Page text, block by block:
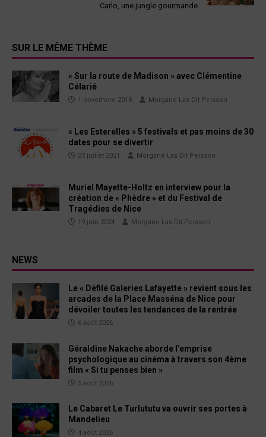
Carlo, une jungle gourmande
SUR LE MÊME THÈME
« Sur la route de Madison » avec Clémentine
Célarié
1 novembre 2018 Morgane Las Dit Peisson
« Les Esterelles » 5 festivals et pas moins de 30
dates pour se divertir
23 juillet 2021 Morgane Las Dit Peisson
Muriel Mayette-Holtz en interview pour la
création de « Phèdre » et du Festival de
Tragédies de Nice
19 juin 2024 Morgane Las Dit Peisson
NEWS
Le « Défilé Galeries Lafayette » revient sous les
arcades de la Place Masséna de Nice pour
dévoiler toutes les tendances de la rentrée
6 août 2026
Géraldine Nakache aborde l’emprise
psychologique au cinéma à travers son 4ème
film « Si tu penses bien »
5 août 2026
Le Cabaret Le Turlututu va ouvrir ses portes à
Mandelieu
4 août 2026